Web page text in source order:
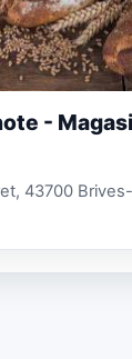
-
43700